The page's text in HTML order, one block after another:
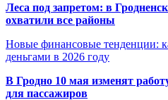
Леса под запретом: в
охватили все районы
Новые финансовые тенденции:
деньгами в 2026 году
В Гродно 10 мая изменят
для пассажиров